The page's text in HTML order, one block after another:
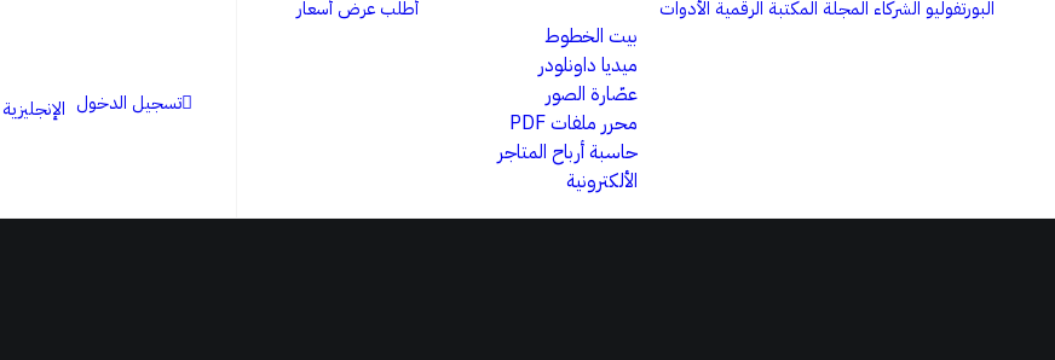
البورتفوليو الشركاء المجلة المكتبة الرقمية الأدوات
بيت الخطوط
ميديا داونلودر
عصّارة الصور
محرر ملفات PDF
حاسبة أرباح المتاجر
الألكترونية
أطلب عرض أسعار
تسجيل الدخول الإنجليزية